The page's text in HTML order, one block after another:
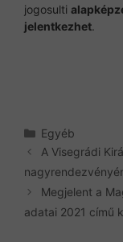
jogosulti
jelentkezhet.
Kategória
Egyéb
A Visegrádi
Megjelent a
adatai 2021 című